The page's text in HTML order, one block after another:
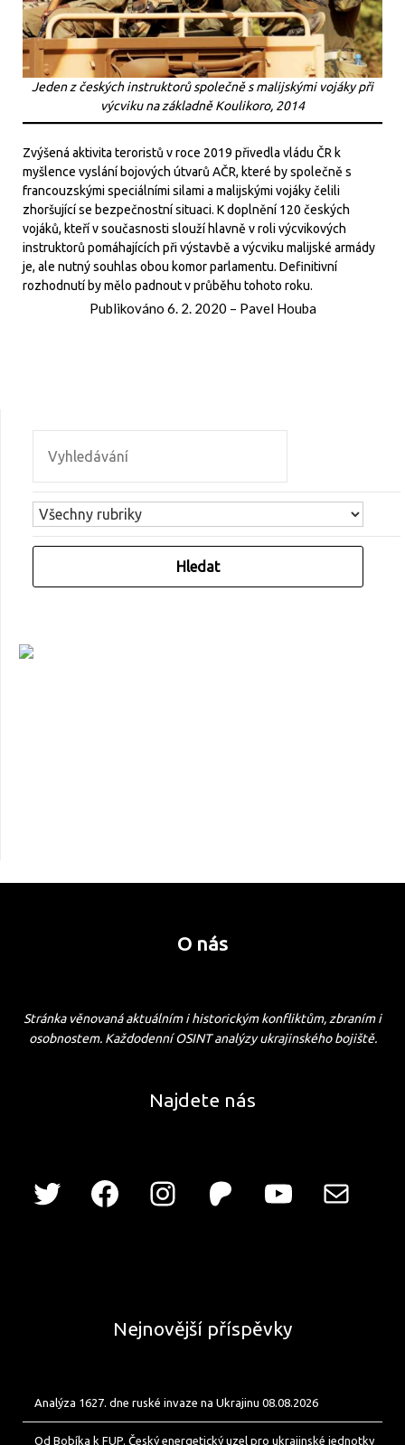
Jeden z českých instruktorů společně s malijskými vojáky při
výcviku na základně Koulikoro, 2014
Zvýšená aktivita teroristů v roce 2019 přivedla vládu ČR k
myšlence vyslání bojových útvarů AČR, které by společně s
francouzskými speciálními silami a malijskými vojáky čelili
zhoršující se bezpečnostní situaci. K doplnění 120 českých
vojáků, kteří v současnosti slouží hlavně v roli výcvikových
instruktorů pomáhajících při výstavbě a výcviku malijské armády
je, ale nutný souhlas obou komor parlamentu. Definitivní
rozhodnutí by mělo padnout v průběhu tohoto roku.
Publikováno 6. 2. 2020 – Pavel Houba
O nás
Stránka věnovaná aktuálním i historickým konfliktům, zbraním i
osobnostem. Každodenní OSINT analýzy ukrajinského bojiště.
Najdete nás
Nejnovější příspěvky
Analýza 1627. dne ruské invaze na Ukrajinu 08.08.2026
Od Bobíka k FUP. Český energetický uzel pro ukrajinské jednotky